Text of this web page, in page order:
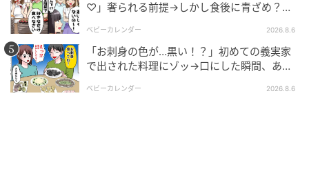
♡」奢られる前提→しかし食後に青ざめ？通
ベビーカレンダー 2026.8.6
「お刺身の色が…黒い！？」初めての義実家
で出された料理にゾッ→口にした瞬間、あ
ベビーカレンダー 2026.8.6